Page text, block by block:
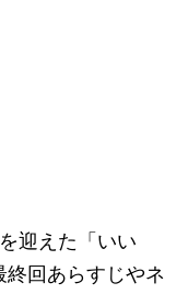
迎えた「いい
回あらすじやネ